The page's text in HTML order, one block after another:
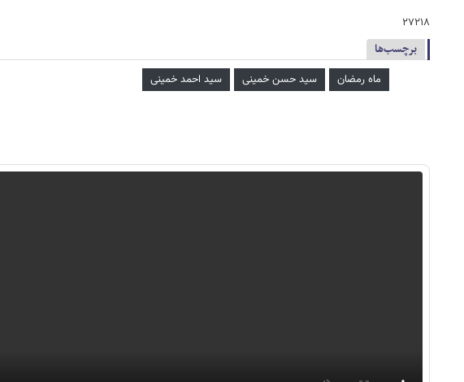
۲۷۲۱۸
برچسب‌ها
ماه رمضان سید حسن خمینی سید احمد خمینی